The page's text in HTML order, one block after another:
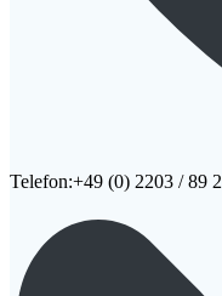
Telefon:+49 (0) 2203 / 89